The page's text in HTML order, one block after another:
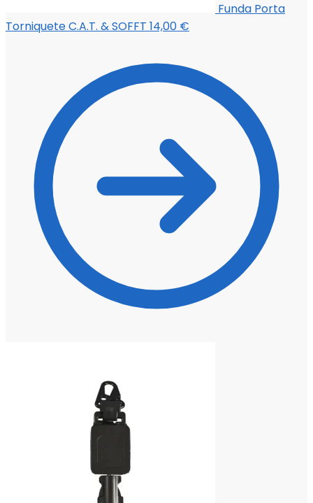
Funda Porta
Torniquete C.A.T. & SOFFT 14,00 €